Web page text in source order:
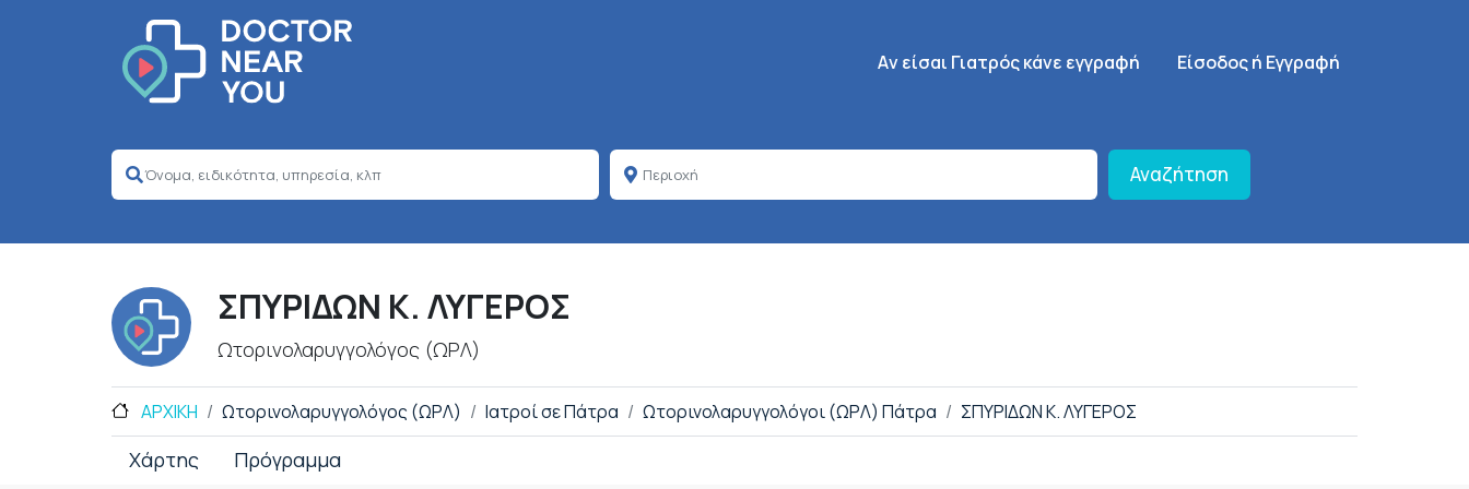
Κεντρική πλοήγηση
Aν είσαι Γιατρός κάνε εγγραφή SignUp Menu
Είσοδος ή Εγγραφή
Αναζήτηση
ΣΠΥΡΙΔΩΝ Κ. ΛΥΓΕΡΟΣ
Ωτορινολαρυγγολόγος (ΩΡΛ)
ΑΡΧΙΚΗ Ωτορινολαρυγγολόγος (ΩΡΛ) Ιατροί σε Πάτρα Ωτορινολαρυγγολόγοι (ΩΡΛ) Πάτρα ΣΠΥΡΙΔΩΝ Κ. ΛΥΓΕΡΟΣ
Χάρτης Πρόγραμμα